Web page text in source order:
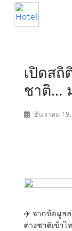
About
Blog
เปิดสถิ
ชาติ…
ธันวาคม
✈️ จากข้อมูลล่
ต่างชาติเข้าไ